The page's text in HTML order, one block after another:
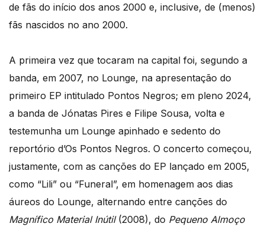
de fãs do início dos anos 2000 e, inclusive, de (menos)
fãs nascidos no ano 2000.
A primeira vez que tocaram na capital foi, segundo a
banda, em 2007, no Lounge, na apresentação do
primeiro EP intitulado Pontos Negros; em pleno 2024,
a banda de Jónatas Pires e Filipe Sousa, volta e
testemunha um Lounge apinhado e sedento do
reportório d’Os Pontos Negros. O concerto começou,
justamente, com as canções do EP lançado em 2005,
como “Lili” ou “Funeral”, em homenagem aos dias
áureos do Lounge, alternando entre canções do
Magnífico Material Inútil(2008), do Pequeno Almoço